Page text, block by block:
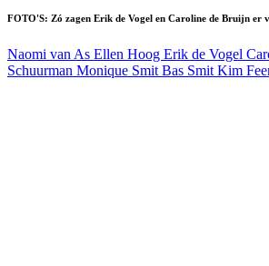
FOTO'S: Zó zagen Erik de Vogel en Caroline de Bruijn er
Naomi van As Ellen Hoog Erik de Vogel
Schuurman Monique Smit Bas Smit Kim